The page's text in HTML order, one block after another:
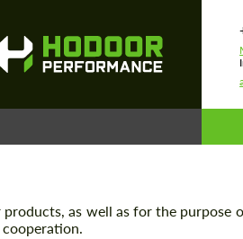
as well as for the